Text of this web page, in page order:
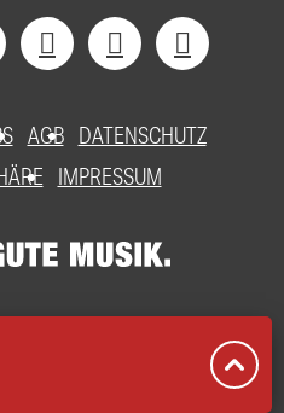
AGB DATENSCHUTZ
IMPRESSUM